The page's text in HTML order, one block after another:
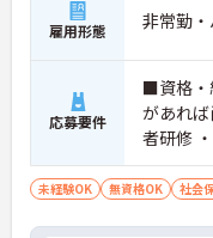
雇用形態 非常勤
応募要件
■資格・
があれ
者研修
未経験OK 無資格OK 社会